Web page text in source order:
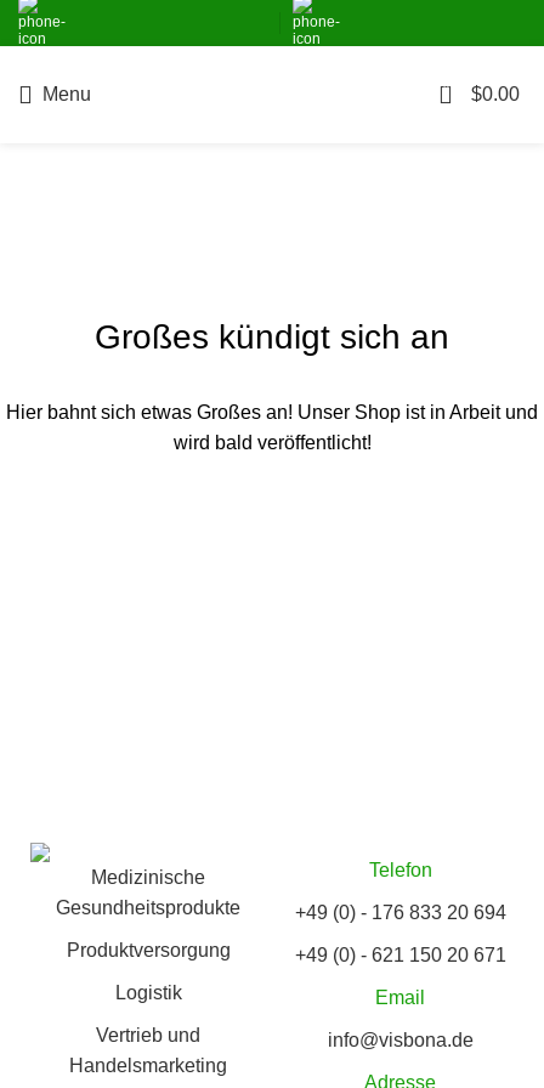
Menu 0 $0.00
Großes kündigt sich an
Hier bahnt sich etwas Großes an! Unser Shop ist in Arbeit und
wird bald veröffentlicht!
Medizinische
Gesundheitsprodukte
Produktversorgung
Logistik
Vertrieb und
Handelsmarketing
Telefon
+49 (0) - 176 833 20 694
+49 (0) - 621 150 20 671
Email
info@visbona.de
Adresse